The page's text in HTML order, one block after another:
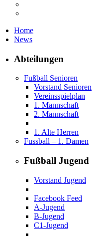
Home
News
Abteilungen
Fußball Senioren
Vorstand Senioren
Vereinsspielplan
1. Mannschaft
2. Mannschaft
1. Alte Herren
Fussball – 1. Damen
Fußball Jugend
Vorstand Jugend
Facebook Feed
A-Jugend
B-Jugend
C1-Jugend